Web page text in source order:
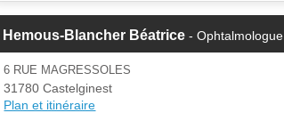
Hemous-Blancher Béatrice - Ophtalmologue
6 RUE MAGRESSOLES
31780 Castelginest
Plan et itinéraire